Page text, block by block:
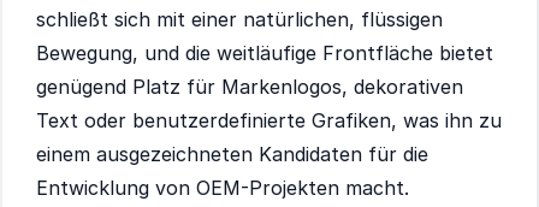
schließt sich mit einer natürlichen, flüssigen
Bewegung, und die weitläufige Frontfläche bietet
genügend Platz für Markenlogos, dekorativen
Text oder benutzerdefinierte Grafiken, was ihn zu
einem ausgezeichneten Kandidaten für die
Entwicklung von OEM-Projekten macht.